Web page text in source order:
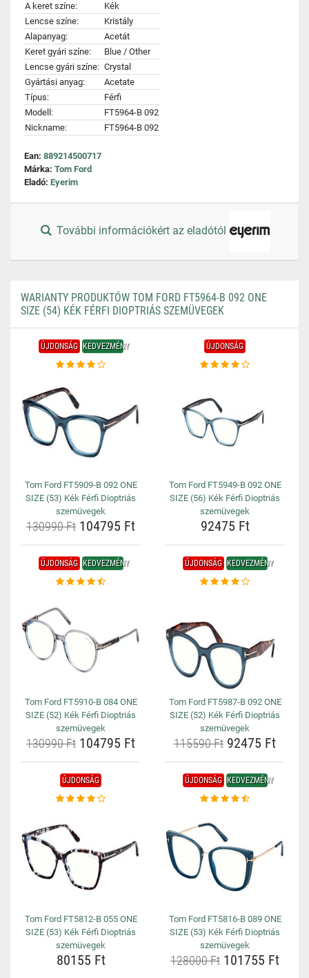
A keret színe:
Kék
Lencse színe:
Kristály
Alapanyag:
Acetát
Keret gyári színe:
Blue / Other
Lencse gyári színe: Crystal
Gyártási anyag:
Acetate
Típus:
Férfi
Modell:
FT5964-B 092
Nickname:
FT5964-B 092
Ean: 889214500717
Márka: Tom Ford
Eladó: Eyerim
További információkért az eladótól
WARIANTY PRODUKTÓW TOM FORD FT5964-B 092 ONE
SIZE (54) KÉK FÉRFI DIOPTRIÁS SZEMÜVEGEK
ÚJDONSÁG KEDVEZMÉNY
Tom Ford FT5909-B 092 ONE
SIZE (53) Kék Férfi Dioptriás
szemüvegek
130990 Ft 104795 Ft
ÚJDONSÁG
Tom Ford FT5949-B 092 ONE
SIZE (56) Kék Férfi Dioptriás
szemüvegek
92475 Ft
ÚJDONSÁG KEDVEZMÉNY
Tom Ford FT5910-B 084 ONE
SIZE (52) Kék Férfi Dioptriás
szemüvegek
130990 Ft 104795 Ft
ÚJDONSÁG KEDVEZMÉNY
Tom Ford FT5987-B 092 ONE
SIZE (52) Kék Férfi Dioptriás
szemüvegek
115590 Ft 92475 Ft
ÚJDONSÁG
Tom Ford FT5812-B 055 ONE
SIZE (53) Kék Férfi Dioptriás
szemüvegek
80155 Ft
ÚJDONSÁG KEDVEZMÉNY
Tom Ford FT5816-B 089 ONE
SIZE (53) Kék Férfi Dioptriás
szemüvegek
128000 Ft 101755 Ft